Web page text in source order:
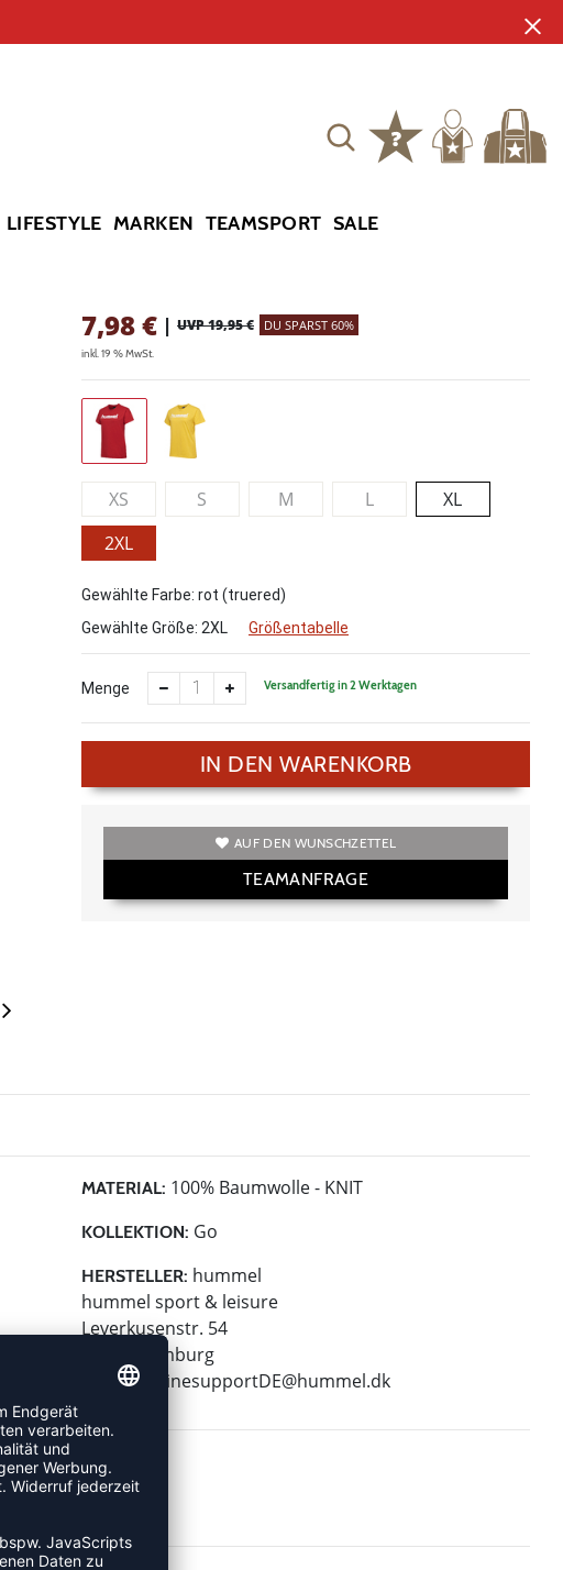
LIFESTYLE MARKEN TEAMSPORT SALE
7,98€ | UVP 19,95 € DU SPARST 60%
inkl. 19 % MwSt.
XS S M L
XL
2XL
Gewählte Farbe: rot (truered)
Gewählte Größe: 2XL Größentabelle
Menge Versandfertig in 2 Werktagen
IN DEN WARENKORB
AUF DEN WUNSCHZETTEL
TEAMANFRAGE
MATERIAL: 100% Baumwolle - KNIT
KOLLEKTION: Go
HERSTELLER: hummel
hummel sport & leisure
Leverkusenstr. 54
22761 Hamburg
E-Mail: onlinesupportDE@hummel.dk